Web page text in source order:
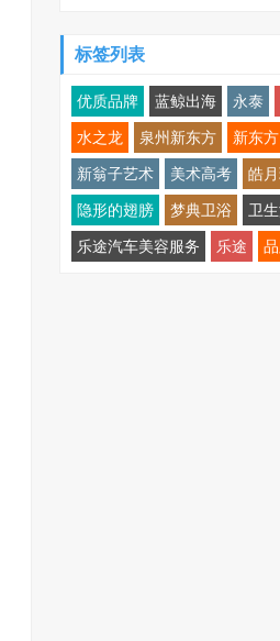
标签列表
优质品牌 蓝鲸出海 永泰
水之龙 泉州新东方 新东方
新翁子艺术 美术高考 皓
隐形的翅膀 梦典卫浴 卫
乐途汽车美容服务 乐途